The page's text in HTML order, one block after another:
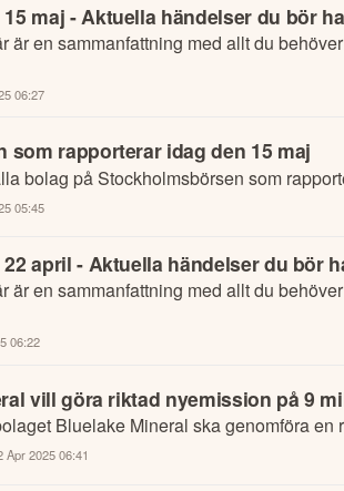
maj - Aktuella händelser du bör
är en sammanfattning med allt du
06:27
som rapporterar idag den 15 maj
bolag på Stockholmsbörsen som
05:45
april - Aktuella händelser du bör
är en sammanfattning med allt du
06:22
vill göra riktad nyemission på 9
Bluelake Mineral ska genomföra
Apr 2025 06:41